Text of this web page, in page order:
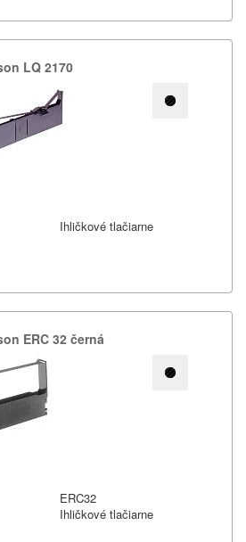
LQ 2170
Ihličkové tlačiarne
ERC 32 černá
ERC32
Ihličkové tlačiarne